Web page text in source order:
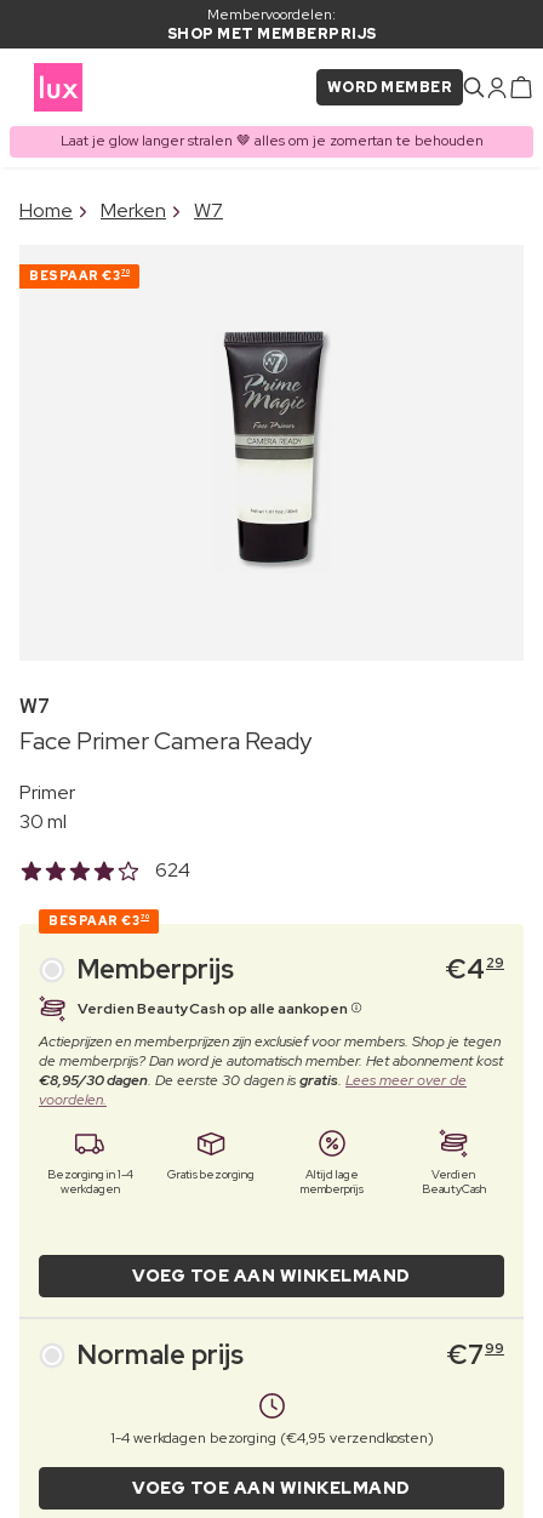
Membervoordelen:
SHOP MET MEMBERPRIJS
WORD MEMBER
Laat je glow langer stralen 🤎 alles om je zomertan te behouden
ITEM TOEGEVOEGD AAN
Home Merken W7
BESPAAR €370
W7
Face Primer Camera Ready
Primer
30 ml
624
BESPAAR €370
Memberprijs €4 29
Verdien BeautyCash op alle aankopen
Actieprijzen en memberprijzen zijn exclusief voor members. Shop je tegen
de memberprijs? Dan word je automatisch member. Het abonnement kost
€8,95/30 dagen. De eerste 30 dagen isgratis. Lees meer over de
voordelen.
Bezorging in 1-4
werkdagen
Gratis bezorging
Altijd lage
memberprijs
Verdien
BeautyCash
VOEG TOE AAN WINKELMAND
Normale prijs €799
1-4 werkdagen bezorging (€4,95 verzendkosten)
VOEG TOE AAN WINKELMAND